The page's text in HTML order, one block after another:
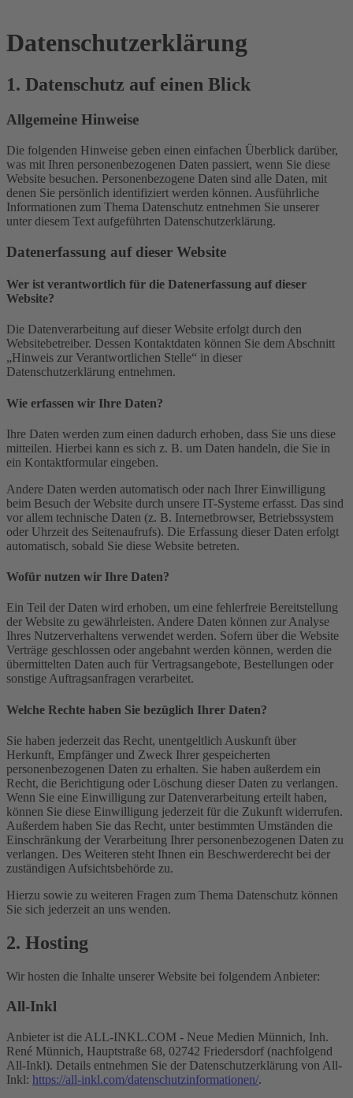
Datenschutz­erklärung
1. Datenschutz auf einen Blick
Allgemeine Hinweise
Die folgenden Hinweise geben einen einfachen Überblick darüber,
was mit Ihren personenbezogenen Daten passiert, wenn Sie diese
Website besuchen. Personenbezogene Daten sind alle Daten, mit
denen Sie persönlich identifiziert werden können. Ausführliche
Informationen zum Thema Datenschutz entnehmen Sie unserer
unter diesem Text aufgeführten Datenschutzerklärung.
Datenerfassung auf dieser Website
Wer ist verantwortlich für die Datenerfassung auf dieser
Website?
Die Datenverarbeitung auf dieser Website erfolgt durch den
Websitebetreiber. Dessen Kontaktdaten können Sie dem Abschnitt
„Hinweis zur Verantwortlichen Stelle“ in dieser
Datenschutzerklärung entnehmen.
Wie erfassen wir Ihre Daten?
Ihre Daten werden zum einen dadurch erhoben, dass Sie uns diese
mitteilen. Hierbei kann es sich z. B. um Daten handeln, die Sie in
ein Kontaktformular eingeben.
Andere Daten werden automatisch oder nach Ihrer Einwilligung
beim Besuch der Website durch unsere IT-Systeme erfasst. Das sind
vor allem technische Daten (z. B. Internetbrowser, Betriebssystem
oder Uhrzeit des Seitenaufrufs). Die Erfassung dieser Daten erfolgt
automatisch, sobald Sie diese Website betreten.
Wofür nutzen wir Ihre Daten?
Ein Teil der Daten wird erhoben, um eine fehlerfreie Bereitstellung
der Website zu gewährleisten. Andere Daten können zur Analyse
Ihres Nutzerverhaltens verwendet werden. Sofern über die Website
Verträge geschlossen oder angebahnt werden können, werden die
übermittelten Daten auch für Vertragsangebote, Bestellungen oder
sonstige Auftragsanfragen verarbeitet.
Welche Rechte haben Sie bezüglich Ihrer Daten?
Sie haben jederzeit das Recht, unentgeltlich Auskunft über
Herkunft, Empfänger und Zweck Ihrer gespeicherten
personenbezogenen Daten zu erhalten. Sie haben außerdem ein
Recht, die Berichtigung oder Löschung dieser Daten zu verlangen.
Wenn Sie eine Einwilligung zur Datenverarbeitung erteilt haben,
können Sie diese Einwilligung jederzeit für die Zukunft widerrufen.
Außerdem haben Sie das Recht, unter bestimmten Umständen die
Einschränkung der Verarbeitung Ihrer personenbezogenen Daten zu
verlangen. Des Weiteren steht Ihnen ein Beschwerderecht bei der
zuständigen Aufsichtsbehörde zu.
Hierzu sowie zu weiteren Fragen zum Thema Datenschutz können
Sie sich jederzeit an uns wenden.
2. Hosting
Wir hosten die Inhalte unserer Website bei folgendem Anbieter:
All-Inkl
Anbieter ist die ALL-INKL.COM - Neue Medien Münnich, Inh.
René Münnich, Hauptstraße 68, 02742 Friedersdorf (nachfolgend
All-Inkl). Details entnehmen Sie der Datenschutzerklärung von All-
Inkl: https://all-inkl.com/datenschutzinformationen/.